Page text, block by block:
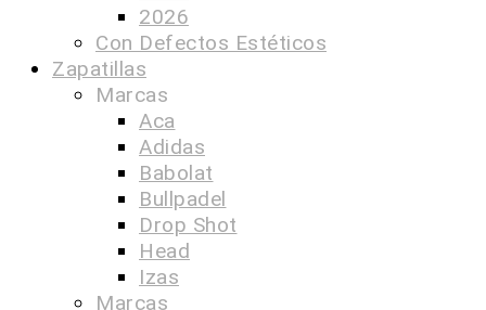
2026
Con Defectos Estéticos
Zapatillas
Marcas
Aca
Adidas
Babolat
Bullpadel
Drop Shot
Head
Izas
Marcas